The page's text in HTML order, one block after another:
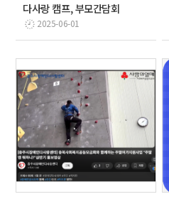
다사랑 캠프, 부모간담회
2025-06-01